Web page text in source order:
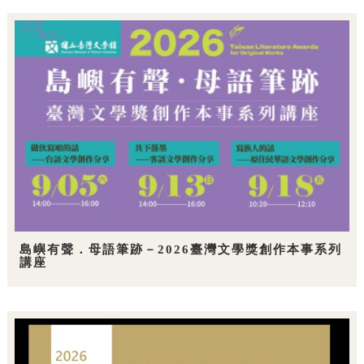
島嶼有聲．母語筆跡－2026臺灣文學獎創作本事系列
講座